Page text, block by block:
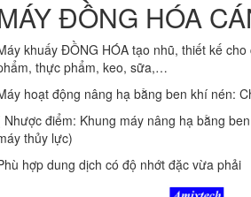
ĐỒNG HÓA
khuấy ĐỒNG HÓA tạo nhũ, thiết kế
thực phẩm, keo, sữa,…
hoạt động nâng hạ bằng ben khí nén:
Nhược điểm: Khung máy nâng hạ bằng
thủy lực)
hợp dung dịch có độ nhớt đặc vừa phải